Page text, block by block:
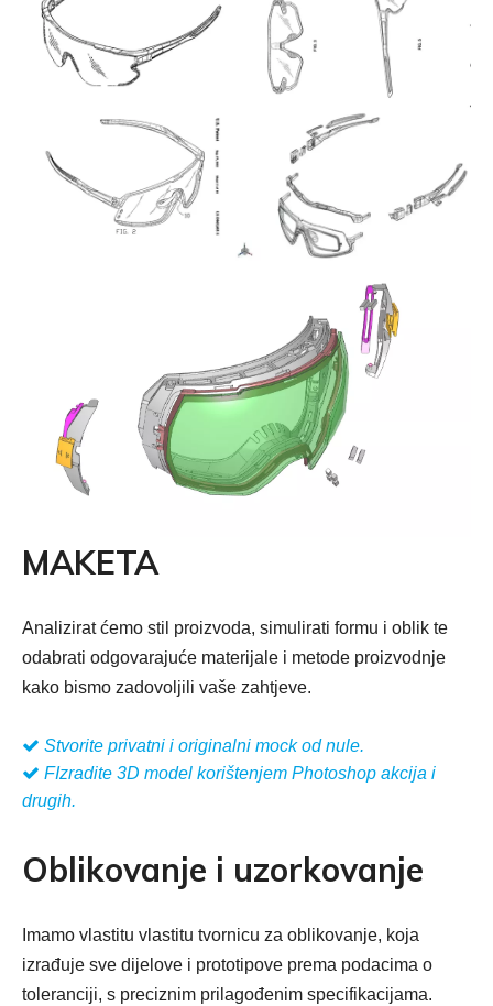
MAKETA
Analizirat ćemo stil proizvoda, simulirati formu i oblik te
odabrati odgovarajuće materijale i metode proizvodnje
kako bismo zadovoljili vaše zahtjeve.
 Stvorite privatni i originalni mock od nule.
 FIzradite 3D model korištenjem Photoshop akcija i
drugih.
Oblikovanje i uzorkovanje
Imamo vlastitu vlastitu tvornicu za oblikovanje, koja
izrađuje sve dijelove i prototipove prema podacima o
toleranciji, s preciznim prilagođenim specifikacijama.